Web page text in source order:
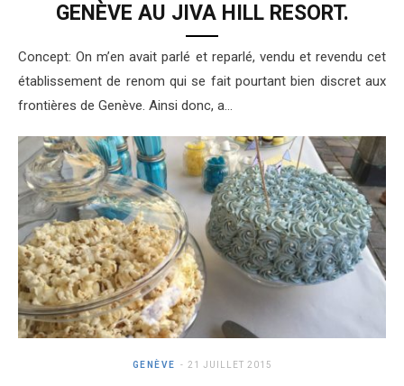
GENÈVE AU JIVA HILL RESORT.
Concept: On m’en avait parlé et reparlé, vendu et revendu cet
établissement de renom qui se fait pourtant bien discret aux
frontières de Genève. Ainsi donc, a…
GENÈVE 21 JUILLET 2015